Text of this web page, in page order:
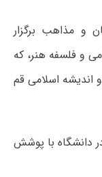
و مذاهب برگزار
و فلسفه هنر، که
اندیشه اسلامی قم
دانشگاه با پوشش